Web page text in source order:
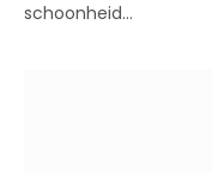
schoonheid…